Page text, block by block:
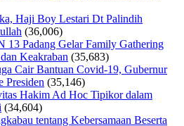
Haji Boy Lestari Dt Palindih
(36,006)
13 Padang Gelar Family Gathering
Keakraban (35,683)
Cair Bantuan Covid-19, Gubernur
Presiden (35,146)
Hakim Ad Hoc Tipikor dalam
(34,604)
tentang Kebersamaan Beserta